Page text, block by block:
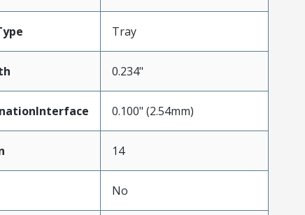
Tray
0.234"
0.100" (2.54mm)
14
No